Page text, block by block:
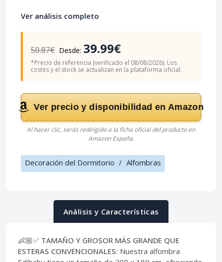
Ver análisis completo
50.87€ Desde: 39.99€
*Precio de referencia (verificado el 08/08/2026). Los
costes y el stock se actualizan en la plataforma oficial.
Ver precio y disponibilidad en Amazon
Al hacer clic, serás redirigido a la ficha oficial del producto en
Amazon España.
Decoración del Dormitorio / Alfombras
Análisis y Características
👶🏼✅ TAMAÑO Y GROSOR MÁS GRANDE QUE
ESTERAS CONVENCIONALES: Nuestra alfombra